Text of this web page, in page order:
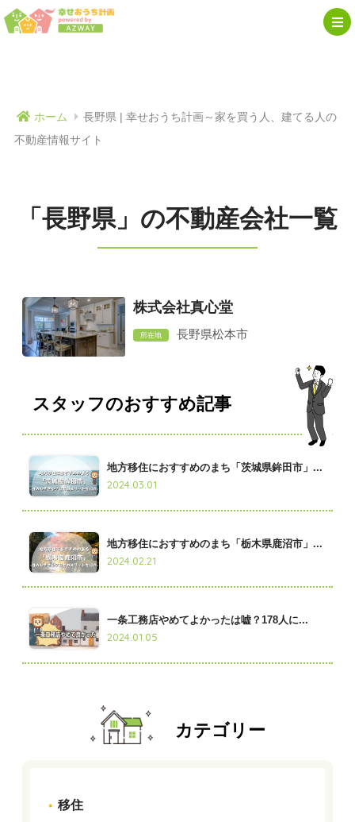
ホーム
長野県 | 幸せおうち計画～家を買う人、建てる人の
不動産情報サイト
「長野県」の不動産会社一覧
株式会社真心堂
所在地 長野県松本市
スタッフのおすすめ記事
地方移住におすすめのまち「茨城県鉾田市」...
2024.03.01
地方移住におすすめのまち「栃木県鹿沼市」...
2024.02.21
一条工務店やめてよかったは嘘？178人に...
2024.01.05
カテゴリー
移住